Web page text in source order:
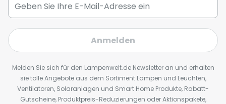
Anmelden
Melden Sie sich für den Lampenwelt.de Newsletter an und erhalten
sie tolle Angebote aus dem Sortiment Lampen und Leuchten,
Ventilatoren, Solaranlagen und Smart Home Produkte, Rabatt-
Gutscheine, Produktpreis-Reduzierungen oder Aktionspakete,